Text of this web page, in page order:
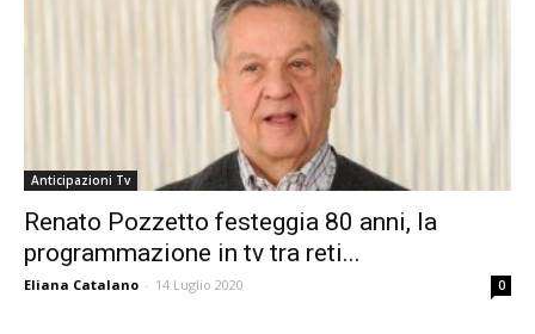
Anticipazioni Tv
Renato Pozzetto festeggia 80 anni, la
programmazione in tv tra reti...
Eliana Catalano - 14 Luglio 2020 0